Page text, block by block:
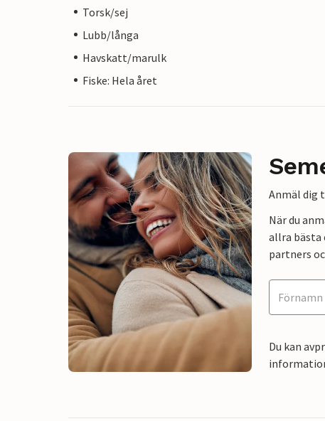
Torsk/sej
Lubb/långa
Havskatt/marulk
Fiske: Hela året
Anmäl dig
När du
allra bästa
partners
Du kan